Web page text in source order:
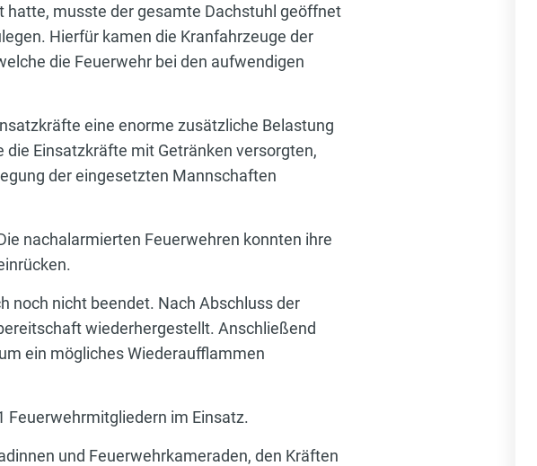
hatte, musste der gesamte Dachstuhl geöffnet
Hierfür kamen die Kranfahrzeuge der
die Feuerwehr bei den aufwendigen
eine enorme zusätzliche Belastung
die Einsatzkräfte mit Getränken versorgten,
der eingesetzten Mannschaften
nachalarmierten Feuerwehren konnten ihre
noch nicht beendet. Nach Abschluss der
wiederhergestellt. Anschließend
ein mögliches Wiederaufflammen
Feuerwehrmitgliedern im Einsatz.
und Feuerwehrkameraden, den Kräften